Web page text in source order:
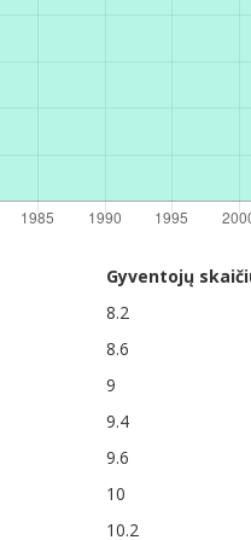
Gyventojų
8.2
8.6
9
9.4
9.6
10
10.2